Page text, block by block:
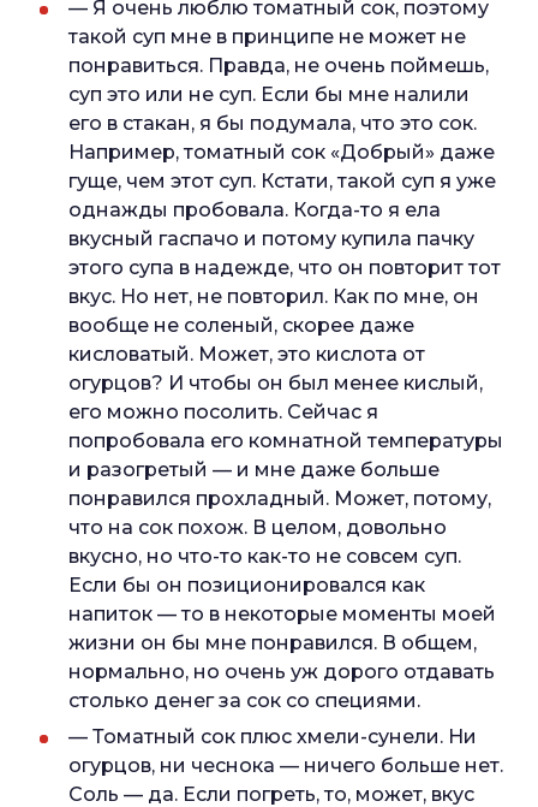
— Я очень люблю томатный сок, поэтому
такой суп мне в принципе не может не
понравиться. Правда, не очень поймешь,
суп это или не суп. Если бы мне налили
его в стакан, я бы подумала, что это сок.
Например, томатный сок «Добрый» даже
гуще, чем этот суп. Кстати, такой суп я уже
однажды пробовала. Когда-то я ела
вкусный гаспачо и потому купила пачку
этого супа в надежде, что он повторит тот
вкус. Но нет, не повторил. Как по мне, он
вообще не соленый, скорее даже
кисловатый. Может, это кислота от
огурцов? И чтобы он был менее кислый,
его можно посолить. Сейчас я
попробовала его комнатной температуры
и разогретый — и мне даже больше
понравился прохладный. Может, потому,
что на сок похож. В целом, довольно
вкусно, но что-то как-то не совсем суп.
Если бы он позиционировался как
напиток — то в некоторые моменты моей
жизни он бы мне понравился. В общем,
нормально, но очень уж дорого отдавать
столько денег за сок со специями.
— Томатный сок плюс хмели-сунели. Ни
огурцов, ни чеснока — ничего больше нет.
Соль — да. Если погреть, то, может, вкус